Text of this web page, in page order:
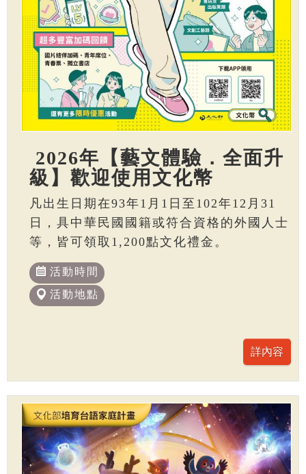
2026年【藝文體驗．全面升
級】歡迎使用文化幣
凡出生日期在93年1月1日至102年12月31
日，具中華民國國籍或符合資格的外國人士
等，皆可領取1,200點文化禮金。
活動時間
活動地點